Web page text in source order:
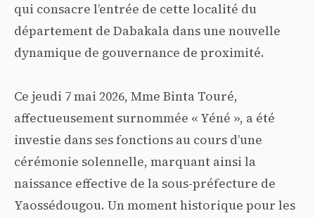
qui consacre l’entrée de cette localité du
département de Dabakala dans une nouvelle
dynamique de gouvernance de proximité.
Ce jeudi 7 mai 2026, Mme Binta Touré,
affectueusement surnommée « Yéné », a été
investie dans ses fonctions au cours d’une
cérémonie solennelle, marquant ainsi la
naissance effective de la sous-préfecture de
Yaossédougou. Un moment historique pour les